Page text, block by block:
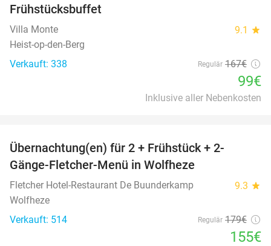
Frühstücksbuffet
Villa Monte 9.1 star
Heist-op-den-Berg
Verkauft: 338
Regulär 167€
99€
Inklusive aller Nebenkosten
Übernachtung(en) für 2 + Frühstück + 2-
Gänge-Fletcher-Menü in Wolfheze
Fletcher Hotel-Restaurant De Buunderkamp 9.3 star
Wolfheze
Verkauft: 514
Regulär 179€
155€